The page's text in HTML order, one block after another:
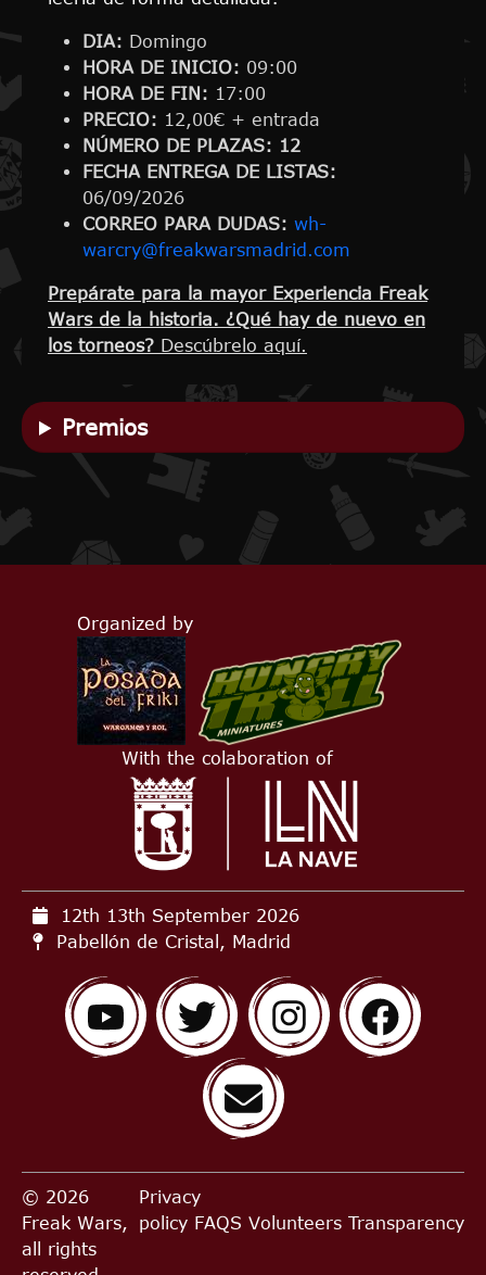
DIA: Domingo
HORA DE INICIO: 09:00
HORA DE FIN: 17:00
PRECIO: 12,00€ + entrada
NÚMERO DE PLAZAS: 12
FECHA ENTREGA DE LISTAS:
06/09/2026
CORREO PARA DUDAS: wh-
warcry@freakwarsmadrid.com
Prepárate para la mayor Experiencia Freak
Wars de la historia. ¿Qué hay de nuevo en
los torneos? Descúbrelo aquí.
Premios
Organized by
With the colaboration of
12th 13th September 2026
Pabellón de Cristal, Madrid
© 2026
Freak Wars,
all rights
Privacy
policy FAQS Volunteers Transparency